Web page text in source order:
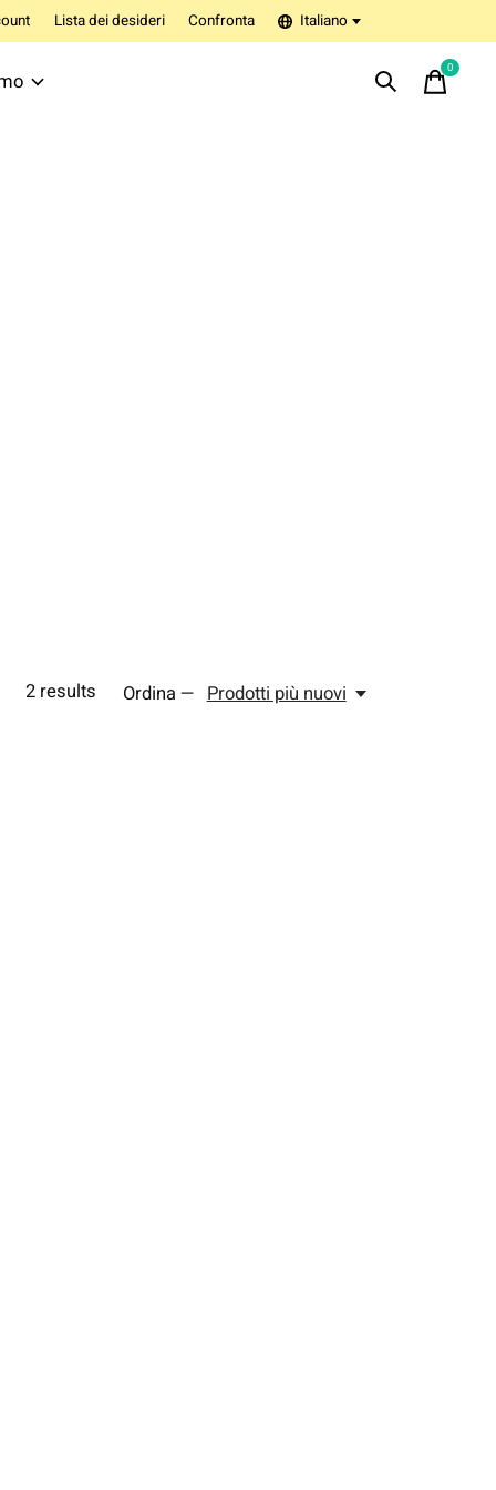
Lista dei desideri Confronta Italiano
0items
2results Ordina — Prodotti più nuovi